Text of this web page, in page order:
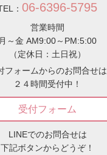
： 06-6396-5795
営業時間
月～金 AM9:00～PM:5:00
（定休日：土日祝）
フォームからのお問合せは
２４時間受付中！
受付フォーム
LINEでのお問合せは
下記ボタンからどうぞ！